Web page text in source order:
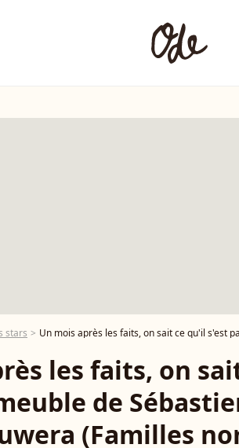
stars Un mois après les faits, on sait ce qu'il s'est
les faits, on
de
(Familles